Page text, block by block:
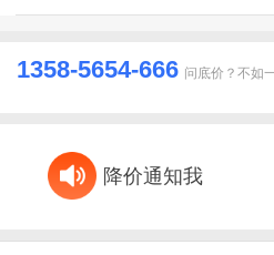
1358-5654-666 问底价？不如
降价通知我